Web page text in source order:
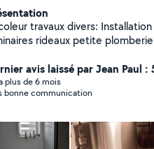
travaux divers:
rideaux petite plomberie (
avis laissé par Jean Paul :
plus de 6 mois
bonne communication